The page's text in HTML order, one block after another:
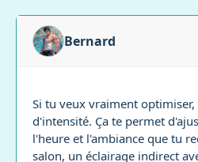
Bernard
Si tu veux vraiment
d'intensité. Ça te permet
l'heure et l'ambiance que tu
salon, un éclairage indirect